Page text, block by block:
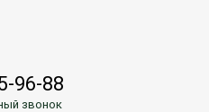
96-88
звонок